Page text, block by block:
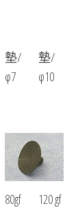
墊/
φ7
墊/
φ10
80gf 120 gf